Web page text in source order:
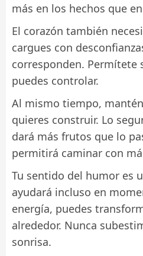
más en los hechos que
El corazón también
cargues con
corresponden. Permítete
puedes controlar.
Al mismo tiempo,
quieres construir. Lo
dará más frutos que lo
permitirá caminar con
Tu sentido del humor es
ayudará incluso en
energía, puedes
alrededor. Nunca
sonrisa.